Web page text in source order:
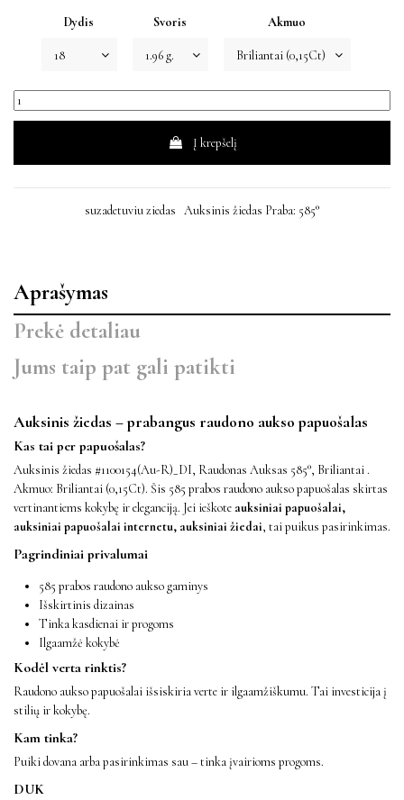
Dydis Svoris Akmuo
Į krepšelį
suzadetuviu ziedas Auksinis žiedas Praba: 585°
Aprašymas
Prekė detaliau
Jums taip pat gali patikti
Auksinis žiedas – prabangus raudono aukso papuošalas
Kas tai per papuošalas?
Auksinis žiedas #1100154(Au-R)_DI, Raudonas Auksas 585°, Briliantai .
Akmuo: Briliantai (0,15Ct). Šis 585 prabos raudono aukso papuošalas skirtas
vertinantiems kokybę ir eleganciją. Jei ieškote auksiniai papuošalai,
auksiniai papuošalai internetu, auksiniai žiedai, tai puikus pasirinkimas.
Pagrindiniai privalumai
585 prabos raudono aukso gaminys
Išskirtinis dizainas
Tinka kasdienai ir progoms
Ilgaamžė kokybė
Kodėl verta rinktis?
Raudono aukso papuošalai išsiskiria verte ir ilgaamžiškumu. Tai investicija į
stilių ir kokybę.
Kam tinka?
Puiki dovana arba pasirinkimas sau – tinka įvairioms progoms.
DUK